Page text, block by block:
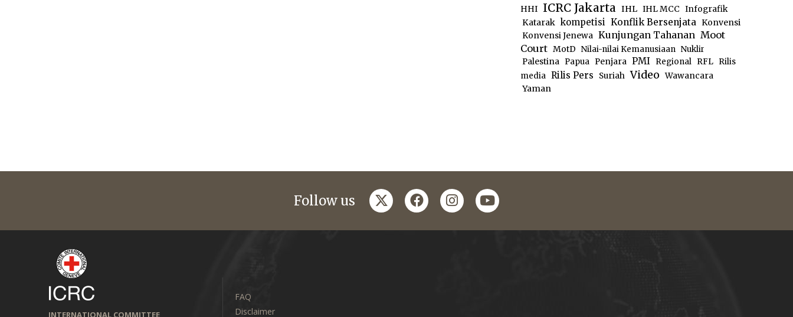
HHI ICRC Jakarta IHL IHL MCC Infografik
Katarak kompetisi Konflik Bersenjata Konvensi
Konvensi Jenewa Kunjungan Tahanan Moot
Court MotD Nilai-nilai Kemanusiaan Nuklir
Palestina
Papua Penjara PMI Regional RFL
Rilis
media Rilis Pers Suriah Video Wawancara
Yaman
Follow us twitterfacebookinstagram
youtube
INTERNATIONAL COMMITTEE
FAQ
Disclaimer